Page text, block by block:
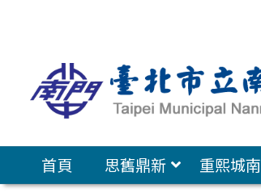
容
區
首頁 思舊鼎新 重熙城南